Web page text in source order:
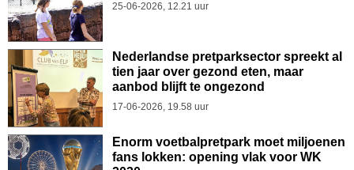
25-06-2026, 12.21 uur
Nederlandse pretparksector spreekt al
tien jaar over gezond eten, maar
aanbod blijft te ongezond
17-06-2026, 19.58 uur
Enorm voetbalpretpark moet miljoenen
fans lokken: opening vlak voor WK